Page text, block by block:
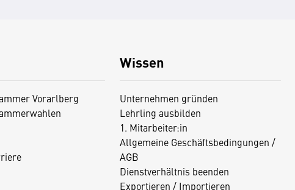
Vorarlberg
Wissen
Unternehmen gründen
Lehrling ausbilden
1. Mitarbeiter:in
Allgemeine Geschäftsbedingungen /
AGB
Dienstverhältnis beenden
Exportieren / Importieren